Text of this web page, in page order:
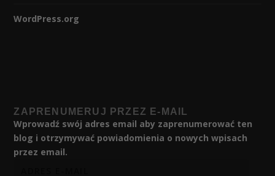
WordPress.org
ZAPRENUMERUJ PRZEZ E-MAIL
Wprowadź swój adres email aby zaprenumerować ten
blog i otrzymywać powiadomienia o nowych wpisach
przez email.